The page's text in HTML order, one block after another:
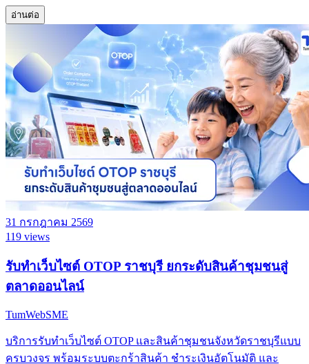
อ่านต่อ
31 กรกฎาคม 2569
119 views
รับทำเว็บไซต์ OTOP ราชบุรี ยกระดับสินค้าชุมชนสู่
ตลาดออนไลน์
TumWebSME
บริการรับทำเว็บไซต์ OTOP และสินค้าชุมชนจังหวัดราชบุรีแบบ
ครบวงจร พร้อมระบบตะกร้าสินค้า ชำระเงินอัตโนมัติ และ